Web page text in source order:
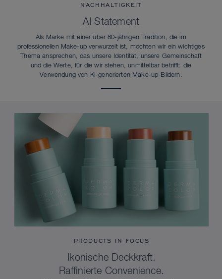
NACHHALTIGKEIT
AI Statement
Als Marke mit einer über 80-jährigen Tradition, die im
professionellen Make-up verwurzelt ist, möchten wir ein wichtiges
Thema ansprechen, das unsere Identität, unsere Gemeinschaft
und die Werte, für die wir stehen, unmittelbar betrifft: die
Verwendung von KI-generierten Make-up-Bildern.
PRODUCTS IN FOCUS
Ikonische Deckkraft.
Raffinierte Convenience.